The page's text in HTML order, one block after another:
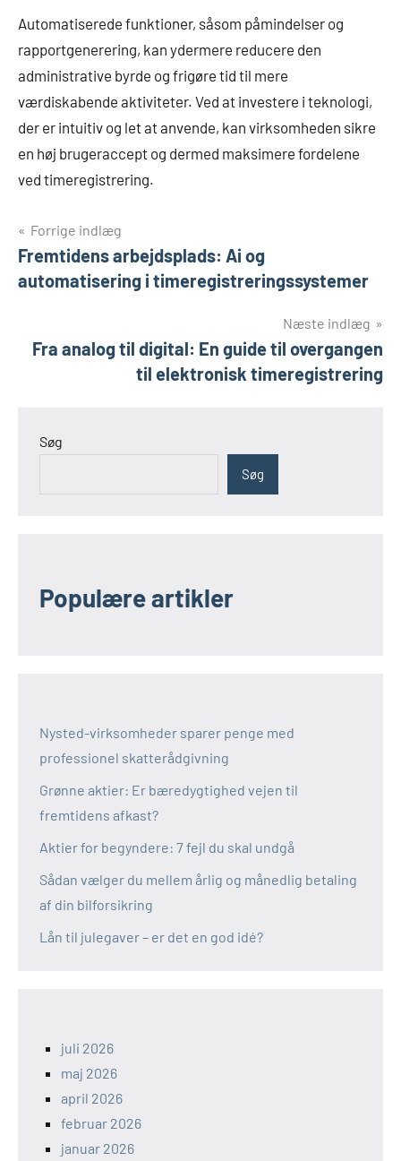
Automatiserede funktioner, såsom påmindelser og
rapportgenerering, kan ydermere reducere den
administrative byrde og frigøre tid til mere
værdiskabende aktiviteter. Ved at investere i teknologi,
der er intuitiv og let at anvende, kan virksomheden sikre
en høj brugeraccept og dermed maksimere fordelene
ved timeregistrering.
Indlægsnavigation
Forrige indlæg
Fremtidens arbejdsplads: Ai og
automatisering i timeregistreringssystemer
Næste indlæg
Fra analog til digital: En guide til overgangen
til elektronisk timeregistrering
Søg
Søg
Populære artikler
Nysted-virksomheder sparer penge med
professionel skatterådgivning
Grønne aktier: Er bæredygtighed vejen til
fremtidens afkast?
Aktier for begyndere: 7 fejl du skal undgå
Sådan vælger du mellem årlig og månedlig betaling
af din bilforsikring
Lån til julegaver – er det en god idé?
juli 2026
maj 2026
april 2026
februar 2026
januar 2026